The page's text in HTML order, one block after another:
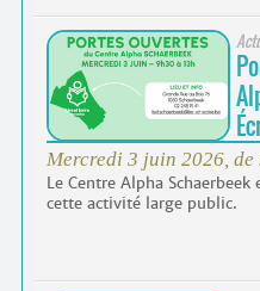
Mercredi 3 juin 2026, de
Le Centre Alpha
cette activité large public.